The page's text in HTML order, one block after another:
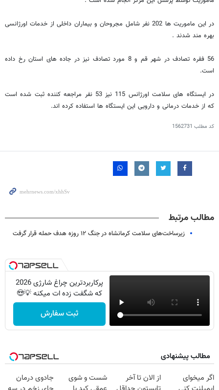
در این ماموریت ها 202 نفر شامل مجروحان و بیماران داخلی از خدمات اورژانسی
بهره مند شدند .
56 فقره تصادف در شهر قم و 8 مورد تصادف نیز در جاده های استان رخ داده
است.
در ایستگاه های سلامت اورژانس 115 نیز 53 نفر مراجعه کننده ثبت شده است
که از خدمات درمانی و دارویی این ایستگاه ها استفاده کرده اند.
کد مطلب 1562731
مطالب مرتبط
زیرساخت‌های سلامت کرمانشاه در جنگ ۱۲ روزه هدف حمله قرار گرفت
پرکاربردترین چراغ شارژی 2026
که شگفت زده ات میکنه 💡😍
ثبت سفارش
مطالب پیشنهادی
اگر میخوای
از الان تا آخر
شست و شوی
جادوی درمان